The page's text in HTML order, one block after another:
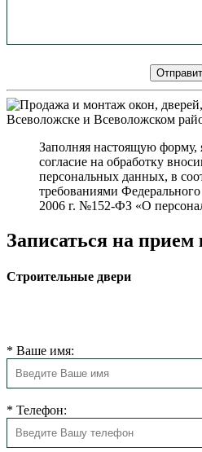
Заполняя настоящую форму,
согласие на обработку
персональных данных, в
требованиями
2006 г. №152-ФЗ «О
Записаться на прием
Строительные двери
* Ваше имя:
* Телефон: